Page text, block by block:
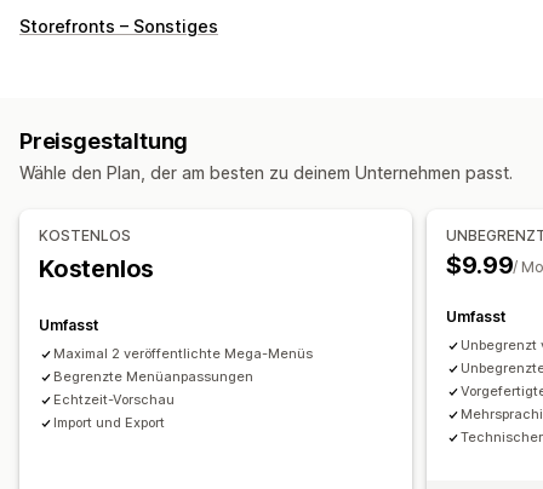
Menü-Stil
Suche
Brotkrümel
Unbegrenztes Scrollen
Zum Anfang scrollen
Anpassung
Drag-&-Drop-Editor
Bildgröße
Mehrere Sprachen
Responsivität für Mobilgeräte SEO
Storefronts – Sonstiges
Preisgestaltung
Wähle den Plan, der am besten zu deinem Unternehmen passt.
KOSTENLOS
Kostenlos
Umfasst
Maximal 2 veröffentlichte Mega-Menüs
Begrenzte Menüanpassungen
Echtzeit-Vorschau
Import und Export
$9.99/
Umfasst